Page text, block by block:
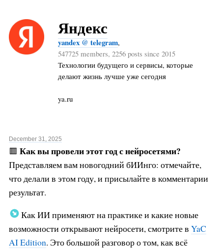
Яндекс
yandex @ telegram,
547725 members, 2256 posts since 2015
Технологии будущего и сервисы, которые
делают жизнь лучше уже сегодня
ya.ru
December 31, 2025
🟥 Как вы провели этот год с нейросетями?
Представляем вам новогодний бИИнго: отмечайте,
что делали в этом году, и присылайте в комментарии
результат.
Как ИИ применяют на практике и какие новые
возможности открывают нейросети, смотрите в YaC
AI Edition. Это большой разговор о том, как всё